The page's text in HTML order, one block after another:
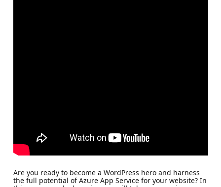
Are you ready to become a WordPress hero and harness
the full potential of Azure App Service for your website? In